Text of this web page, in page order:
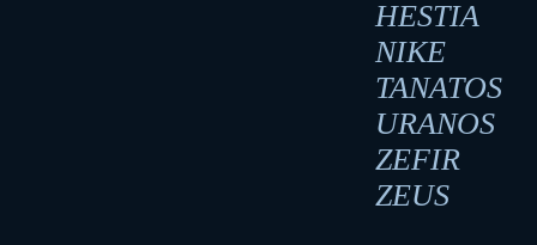
HESTIA
NIKE
TANATOS
URANOS
ZEFIR
ZEUS